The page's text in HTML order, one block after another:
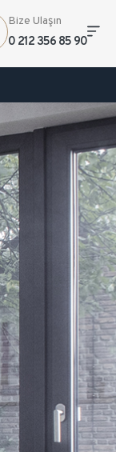
Bize Ulaşın
0 212 356 85 90